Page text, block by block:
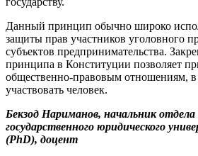
Данный принцип обычно широко
защиты прав участников уголовного
субъектов предпринимательства.
принципа в Конституции позволяет
общественно-правовым отношениям,
участвовать человек.
Бекзод Нариманов, начальник
государственного юридического
(PhD), доцент